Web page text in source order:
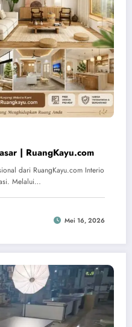
| RuangKayu.com
dari RuangKayu.com Interio
Melalui…
Mei 16, 2026